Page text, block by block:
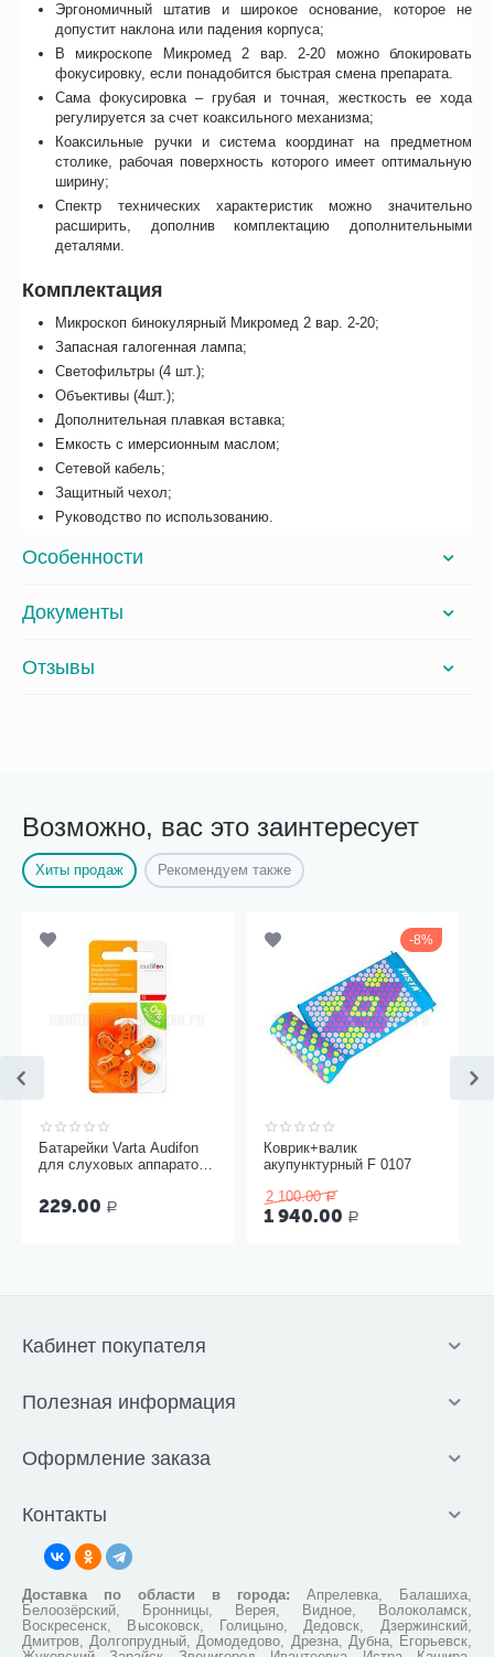
Эргономичный штатив и широкое основание, которое не
допустит наклона или падения корпуса;
В микроскопе Микромед 2 вар. 2-20 можно блокировать
фокусировку, если понадобится быстрая смена препарата.
Сама фокусировка – грубая и точная, жесткость ее хода
регулируется за счет коаксильного механизма;
Коаксильные ручки и система координат на предметном
столике, рабочая поверхность которого имеет оптимальную
ширину;
Спектр технических характеристик можно значительно
расширить, дополнив комплектацию дополнительными
деталями.
Комплектация
Микроскоп бинокулярный Микромед 2 вар. 2-20;
Запасная галогенная лампа;
Светофильтры (4 шт.);
Объективы (4шт.);
Дополнительная плавкая вставка;
Емкость с имерсионным маслом;
Сетевой кабель;
Защитный чехол;
Руководство по использованию.
Особенности
Документы
Отзывы
Возможно, вас это заинтересует
Хиты продаж Рекомендуем также
Батарейки Varta Audifon
для слуховых аппаратов
229.00 Р
8%
Коврик+валик
акупунктурный F 0107
2 100.00 Р
1 940.00 Р
Кабинет покупателя
Полезная информация
Оформление заказа
Контакты
Доставка по области в города: Апрелевка, Балашиха,
Белоозёрский, Бронницы, Верея, Видное, Волоколамск,
Воскресенск, Высоковск, Голицыно, Дедовск, Дзержинский,
Дмитров, Долгопрудный, Домодедово, Дрезна, Дубна, Егорьевск,